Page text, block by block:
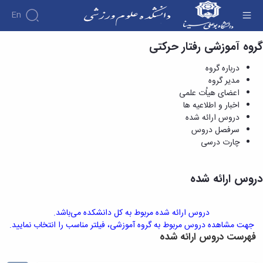
En
درباره
دانشکده
تاریخچه
ریاست
دانشکده
رؤسای
پیشین
اطلاعات
معاونت
آموزشی
آموزش
دوره
کارشناسی
فرم‌ها
و
آیین‌نامه‌ها
آیین‌نامه‌های
تحصیلات
تکمیلی
آیین‌نامه‌ها
سمینارها
پژوهش
پژوهش
فرم‌های
پژوهشی
لینک‌های
مفید
و
آزمایشگاه
آزمایشگاه
بیومکانیک
ورزشی
اساتید
اساتید
دانشکده
اساتید
آموزشی
گروه
های
گروه
علوم
مدیریت
ورزشی
گروه
دروس ارائه شده - دانشکده علوم ورزشی
گروه آموزشی رفتار حرکتی
درباره گروه
مدیر گروه
اعضای هیاُت علمی
اخبار و اطلاعیه ها
دروس ارائه شده
سرفصل دروس
چارت درسی
دروس ارائه شده
دروس ارائه شده مربوط به کل دانشکده می‌باشد.
جهت مشاهده دروس مربوط به گروه آموزشی، فیلتر مناسب را انتخاب نمایید.
فهرست دروس ارائه شده